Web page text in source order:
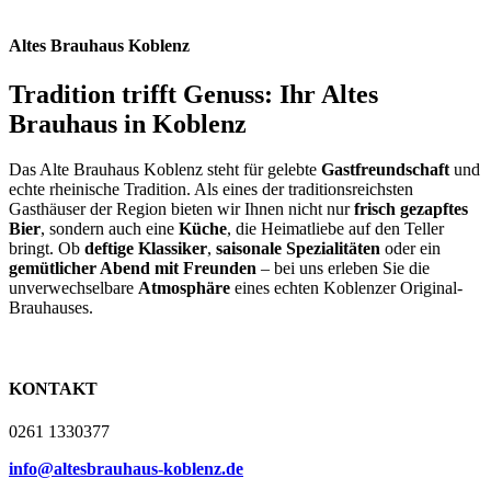
Altes Brauhaus Koblenz
Tradition trifft Genuss: Ihr Altes
Brauhaus in Koblenz
Das Alte Brauhaus Koblenz steht für gelebte Gastfreundschaftund
echte rheinische Tradition. Als eines der traditionsreichsten
Gasthäuser der Region bieten wir Ihnen nicht nurfrisch gezapftes
Bier, sondern auch eine Küche, die Heimatliebe auf den Teller
bringt. Ob deftige Klassiker, saisonale Spezialitäten oder ein
gemütlicher Abend mit Freunden – bei uns erleben Sie die
unverwechselbare Atmosphäre eines echten Koblenzer Original-
Brauhauses.
KONTAKT
0261 1330377
info@altesbrauhaus-koblenz.de